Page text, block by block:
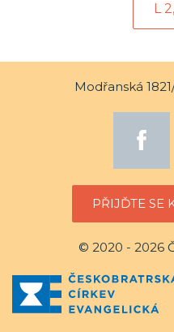
L
Modřanská
PŘIJĎTE SE
© 2020 - 2026